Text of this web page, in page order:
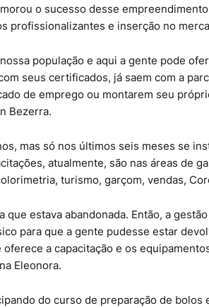
o sucesso desse
profissionalizantes e inserção no
população e aqui a gente pode
seus certificados, já saem com a
de emprego ou montarem seu
Bezerra.
mas só nos últimos seis meses se
atualmente, são nas áreas de
turismo, garçom, vendas,
estava abandonada. Então, a
para que a gente pudesse estar
a capacitação e os
Eleonora.
do curso de preparação de